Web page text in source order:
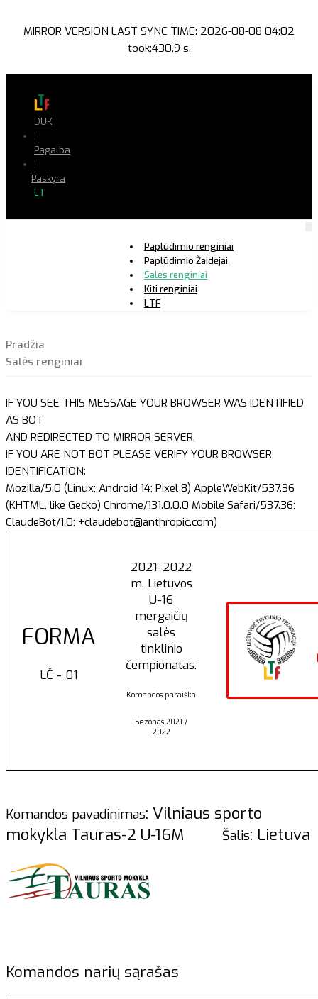
MIRROR VERSION LAST SYNC TIME: 2026-08-08 04:02
took:430.9 s.
DUK
|
Pagalba
|
Paskyra
LT
Paplūdimio renginiai
Paplūdimio Žaidėjai
Salės renginiai
Kiti renginiai
LTF
Pradžia
Salės renginiai
IF YOU SEE THIS MESSAGE YOUR BROWSER WAS IDENTIFIED
AS BOT
AND REDIRECTED TO MIRROR SERVER.
IF YOU ARE NOT BOT PLEASE VERIFY YOUR BROWSER
IDENTIFICATION:
Mozilla/5.0 (Linux; Android 14; Pixel 8) AppleWebKit/537.36
(KHTML, like Gecko) Chrome/131.0.0.0 Mobile Safari/537.36;
ClaudeBot/1.0; +claudebot@anthropic.com)
FORMA
LČ - 01
2021-2022
m. Lietuvos
U-16
mergaičių
salės
tinklinio
čempionatas.
Komandos paraiška
Sezonas 2021 /
2022
Komandos pavadinimas: Vilniaus sporto
mokykla Tauras-2 U-16M
Šalis: Lietuva
Komandos narių sąrašas